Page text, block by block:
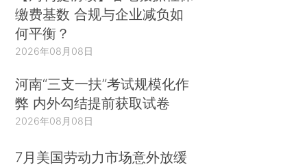
缴费基数 合规与企业减负如
何平衡？
2026年08月08日
河南“三支一扶”考试规模化作
弊 内外勾结提前获取试卷
2026年08月08日
7月美国劳动力市场意外放缓